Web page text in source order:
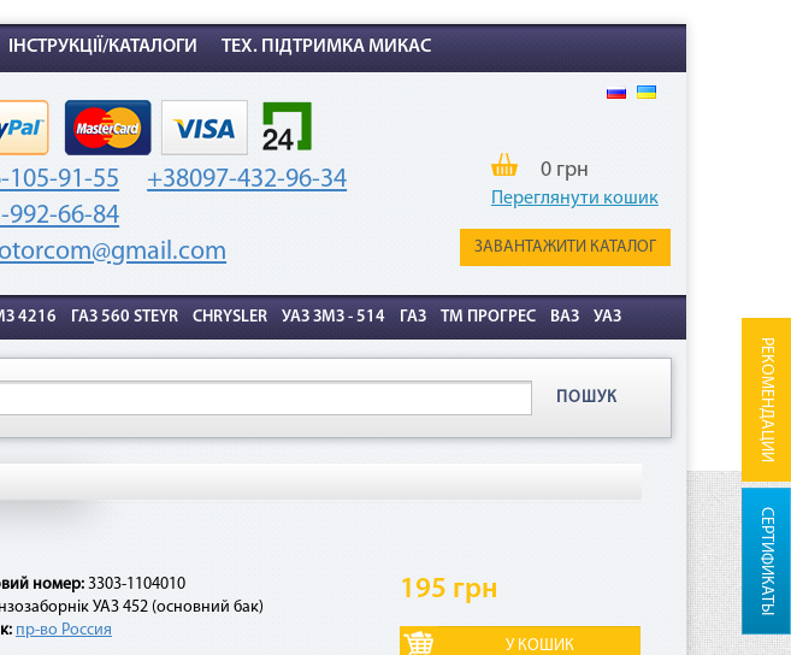
РЕКОМЕНДАЦИИ
СЕРТИФИКАТЫ
ІНСТРУКЦІЇ/КАТАЛОГИ ТЕХ. ПІДТРИМКА МИКАС
105-91-55
+38097-432-96-34
992-66-84
ЗАВАНТАЖИТИ КАТАЛОГ
0 грн
Переглянути кошик
4216 ГАЗ 560 STEYR CHRYSLER УАЗ ЗМЗ - 514 ГАЗ ТМ ПРОГРЕС ВАЗ УАЗ
ПОШУК
номер: 3303-1104010 195 грн
УАЗ 452 (основний бак)
пр-во Россия
товара.
«Мгновенная рассрочка»